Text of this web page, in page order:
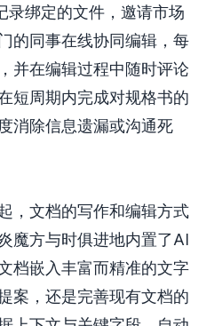
录绑定的文件，邀请市场
的同事在线协同编辑，每
并在编辑过程中随时评论
短周期内完成对规格书的
消除信息遗漏或沟通死
，文档的写作和编辑方式
魔方与时俱进地内置了AI
档嵌入丰富而精准的文字
案，还是完善现有文档的